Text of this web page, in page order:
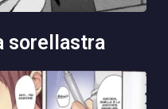
sorellastra